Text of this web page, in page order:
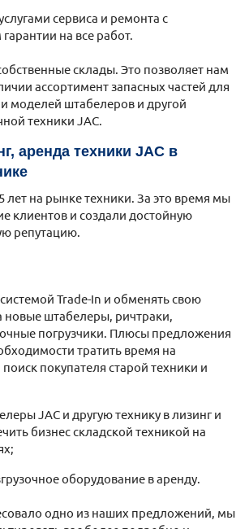
сервиса и ремонта с
на все работ.
склады. Это позволяет нам
ассортимент запасных частей для
моделей штабелеров и другой
техники JAC.
аренда техники JAC в
лет на рынке техники. За это время мы
клиентов и создали достойную
репутацию.
Trade-In и обменять свою
новые штабелеры, ричтраки,
погрузчики. Плюсы предложения
тратить время на
покупателя старой техники и
JAC и другую технику в лизинг и
бизнес складской техникой на
оборудование в аренду.
одно из наших предложений, мы